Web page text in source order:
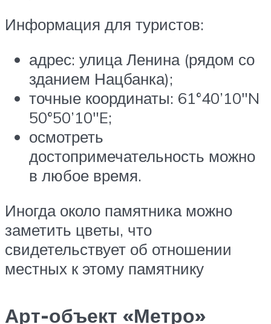
Информация для туристов:
адрес: улица Ленина (рядом со
зданием Нацбанка);
точные координаты: 61°40’10″N
50°50’10″E;
осмотреть
достопримечательность можно
в любое время.
Иногда около памятника можно
заметить цветы, что
свидетельствует об отношении
местных к этому памятнику
Арт-объект «Метро»